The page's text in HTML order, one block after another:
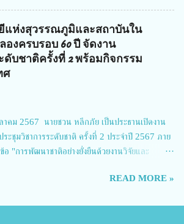
ะใน ผู้ทรงคุณวุฒิ 2.นายภัทธาวุธ โพธา ผู้อำนวย
แพงเพชร 3.นางสาวหัตถาภรณ์ เสาร์เรือน ผู้อำนวย
นตาก 4.นางเพ็ญศรี ขุนทอง ผู้อำนวยการวิทยาลัย
ย์ 5.นายธเนศ คงวังทอง ผู้อำนวยการวิทยาลัย
ร 6.นายชัยณรงค์ คชมาตย์ ผู้อำนวยการวิทยาลัย
อำนวยการวิทยาลัยเทคนิคตาก นายจักรภพ กล่าว
น นักศึกษาจำนวนมาก ต้องการควา...
แห่งสุวรรณภูมิและสถาบันใน
องครบรอบ 60 ปี จัดงาน
ดับชาติครั้งที่ 2 พร้อมกิจกรรม
ศ
าคม 2567 นายชวน หลีกภัย เป็นประธานเปิดงาน
ระชุมวิชาการระดับชาติ ครั้งที่ 2 ประจำปี 2567 ภาย
อ "การพัฒนาชาติอย่างยั่งยืนด้วยงานวิจัยและ
National Conference 2024: 'Towards
READ MORE »